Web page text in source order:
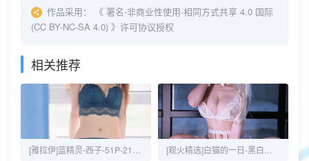
作品采用：
《 署名-非商业性使用-相同方式共享 4.0 国际
(CC BY-NC-SA 4.0) 》许可协议授权
相关推荐